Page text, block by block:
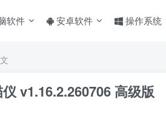
软件 安卓软件 操作系统
v1.16.2.260706 高级版